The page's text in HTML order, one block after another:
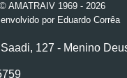
© AMATRAIV 1969 - 2026
por Eduardo Corrêa
127 - Menino